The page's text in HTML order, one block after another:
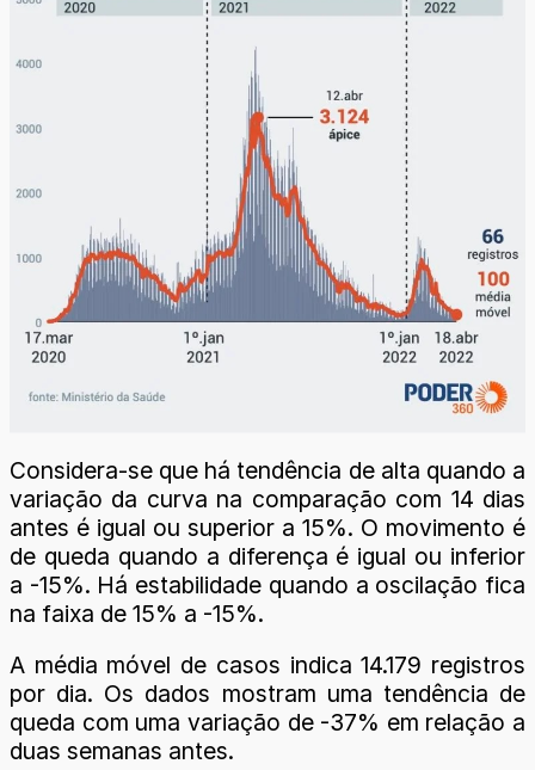
Considera-se que há tendência de alta quando a
variação da curva na comparação com 14 dias
antes é igual ou superior a 15%. O movimento é
de queda quando a diferença é igual ou inferior
a -15%. Há estabilidade quando a oscilação fica
na faixa de 15% a -15%.
A média móvel de casos indica 14.179 registros
por dia. Os dados mostram uma tendência de
queda com uma variação de -37% em relação a
duas semanas antes.